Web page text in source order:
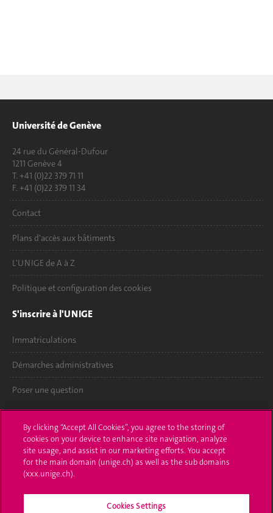
Université de Genève
24 rue du Général-Dufour
1211 Genève 4
T. +41 (0)22 379 71 11
F. +41 (0)22 379 11 34
Contact
Plans d'accès aux bâtiments
L'UNIGE de A à Z
Politique et configuration des cookies
S'inscrire à l'UNIGE
Immatriculations
Démarches administratives
Poser une question
UNIGE Mobile
Médias
Offres d'emploi
By clicking “Accept All Cookies”, you agree to the storing of
cookies on your device to enhance site navigation, analyze
site usage, and assist in our marketing efforts. You accept
for the main domain (unige.ch) as well as the sub domains
(xxx.unige.ch).
Cookies Settings